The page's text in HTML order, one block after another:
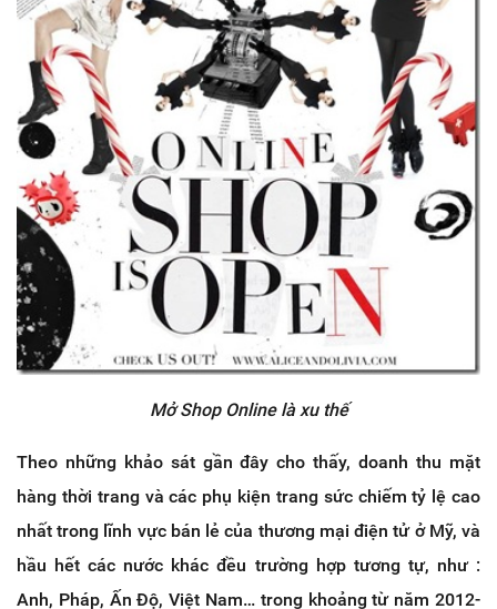
Mở Shop Online là xu thế
Theo những khảo sát gần đây cho thấy, doanh thu mặt
hàng thời trang và các phụ kiện trang sức chiếm tỷ lệ cao
nhất trong lĩnh vực bán lẻ của thương mại điện tử ở Mỹ, và
hầu hết các nước khác đều trường hợp tương tự, như :
Anh, Pháp, Ấn Độ, Việt Nam… trong khoảng từ năm 2012-